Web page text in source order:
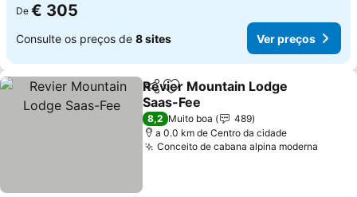
De € 305
Consulte os preços de 8 sites Ver preços
PartilharAdicionar aos favoritos
Revier Mountain Lodge
Saas-Fee
8,2 Muito boa
489
a 0.0 km de Centro da cidade
Conceito de cabana alpina moderna